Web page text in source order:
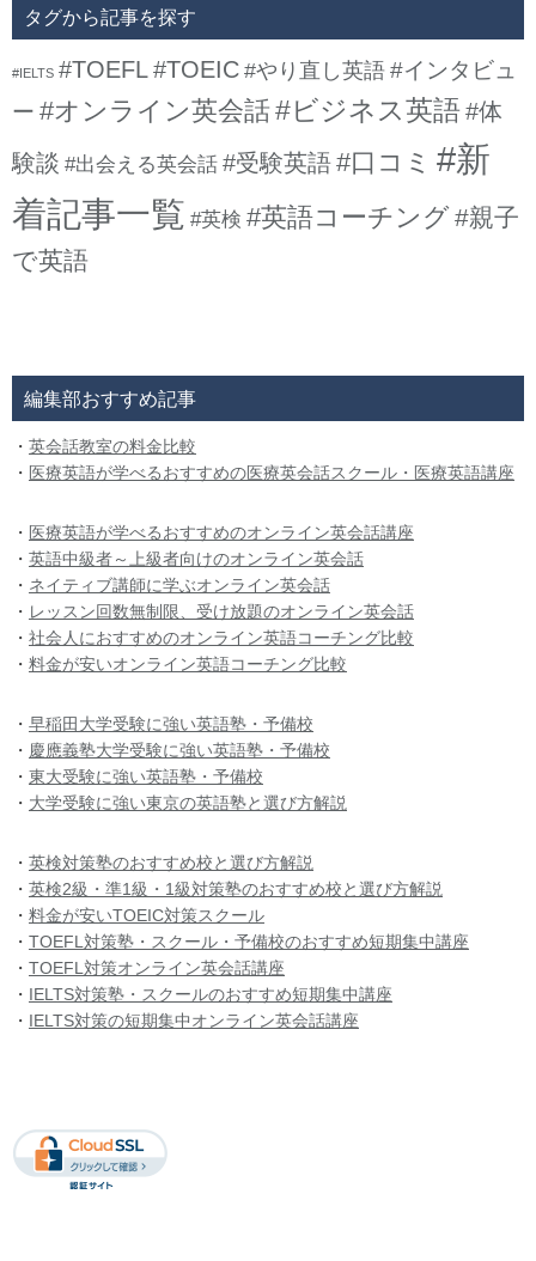
タグから記事を探す
#IELTS #TOEFL#TOEIC #やり直し英語 #インタビュ
ー #オンライン英会話 #ビジネス英語#体
験談 #出会える英会話 #受験英語#口コミ #新
着記事一覧 #英検 #英語コーチング#親子
で英語
編集部おすすめ記事
・ 英会話教室の料金比較
・ 医療英語が学べるおすすめの医療英会話スクール・医療英語講座
・ 医療英語が学べるおすすめのオンライン英会話講座
・ 英語中級者～上級者向けのオンライン英会話
・ ネイティブ講師に学ぶオンライン英会話
・ レッスン回数無制限、受け放題のオンライン英会話
・ 社会人におすすめのオンライン英語コーチング比較
・ 料金が安いオンライン英語コーチング比較
・ 早稲田大学受験に強い英語塾・予備校
・ 慶應義塾大学受験に強い英語塾・予備校
・ 東大受験に強い英語塾・予備校
・ 大学受験に強い東京の英語塾と選び方解説
・ 英検対策塾のおすすめ校と選び方解説
・ 英検2級・準1級・1級対策塾のおすすめ校と選び方解説
・ 料金が安いTOEIC対策スクール
・ TOEFL対策塾・スクール・予備校のおすすめ短期集中講座
・ TOEFL対策オンライン英会話講座
・ IELTS対策塾・スクールのおすすめ短期集中講座
・ IELTS対策の短期集中オンライン英会話講座